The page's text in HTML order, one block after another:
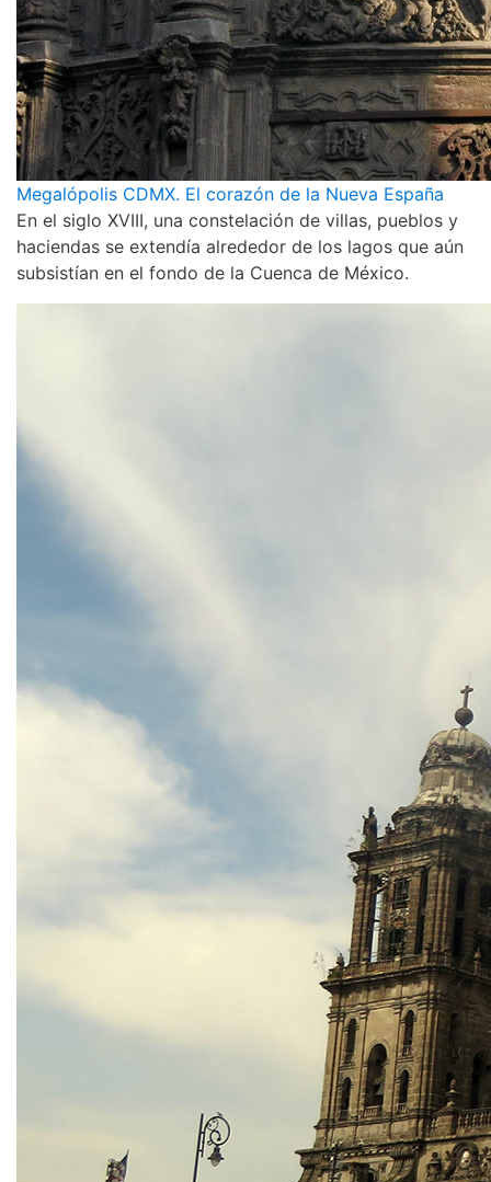
Megalópolis CDMX. El corazón de la Nueva España
En el siglo XVIII, una constelación de villas, pueblos y
haciendas se extendía alrededor de los lagos que aún
subsistían en el fondo de la Cuenca de México.